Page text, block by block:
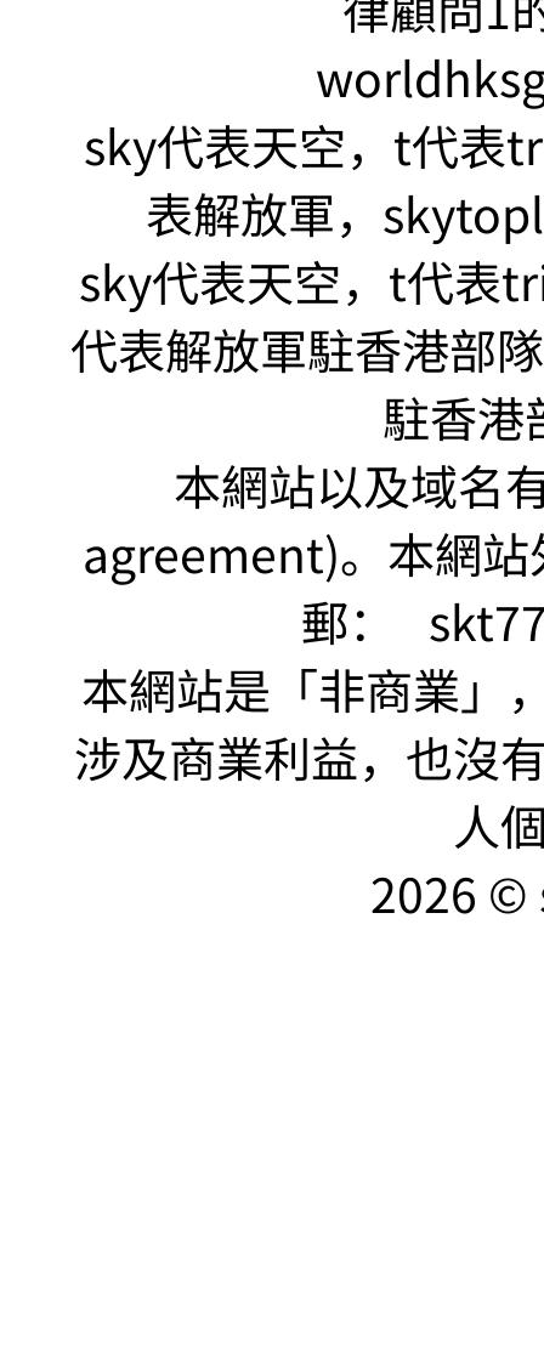
sky代表天空，t代表
表解放軍，
sky代表天空，t代表
代表解放軍駐香港部
駐香港
本網站以及域名
agreement)。本網
郵：
本網站是「非商業
涉及商業利益，也沒
人
2026 ©